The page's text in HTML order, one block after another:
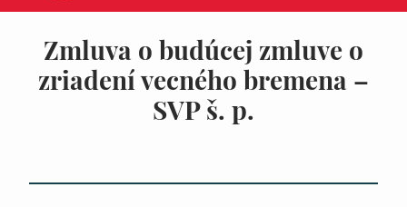
Zmluva o budúcej zmluve o
zriadení vecného bremena –
SVP š. p.